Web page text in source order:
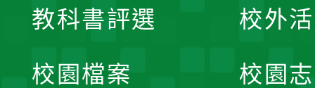
教科書評選
校園檔案
校外
校園